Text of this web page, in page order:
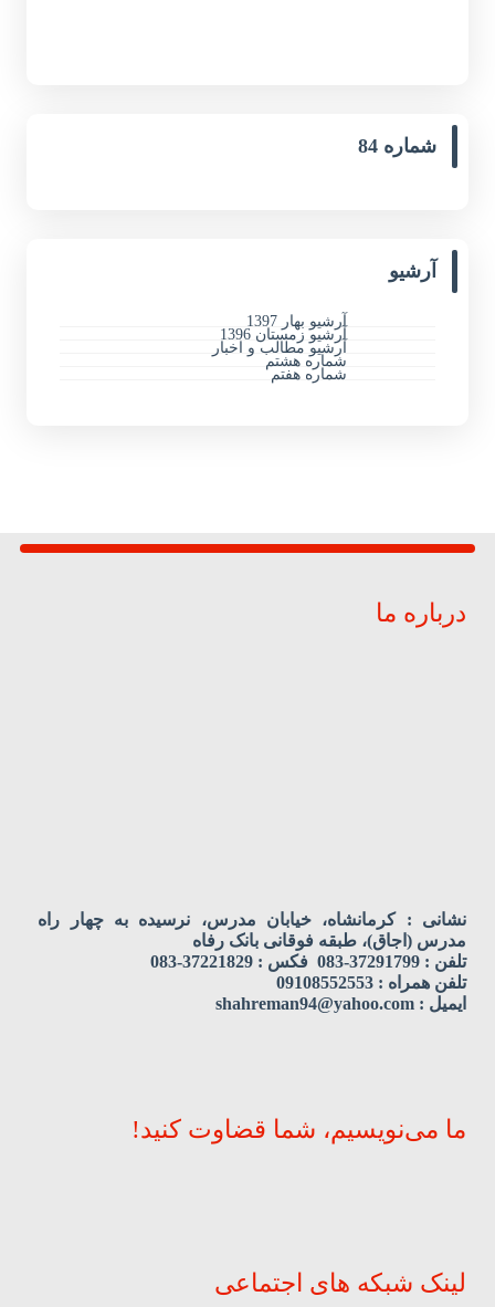
شماره 84
آرشیو
آرشیو بهار 1397
آرشیو زمستان 1396
آرشیو مطالب و اخبار
شماره هشتم
شماره هفتم
درباره ما
نشانی : کرمانشاه، خیابان مدرس، نرسیده به چهار راه
مدرس (اجاق)، طبقه فوقانی بانک رفاه
تلفن : 37291799-083 فکس : 37221829-083
تلفن همراه : 09108552553
ایمیل : shahreman94@yahoo.com
ما می‌نویسیم، شما قضاوت کنید!
لینک شبکه های اجتماعی